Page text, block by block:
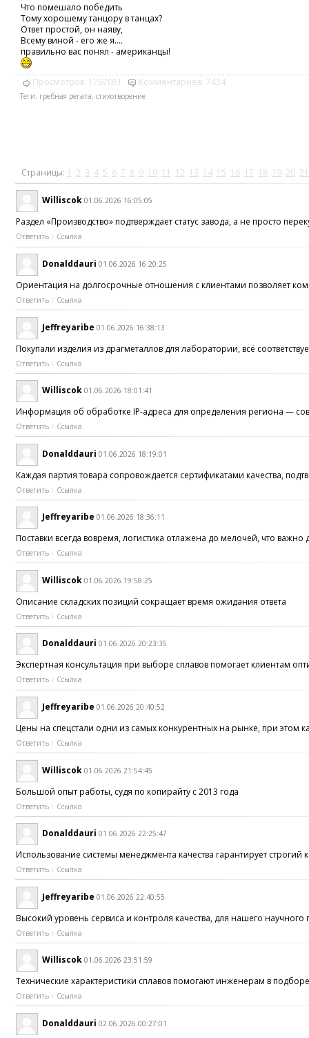
Что помешало победить
Тому хорошему танцору в танцах?
Ответ простой, он наяву,
Всему виной - его же я....
правильно вас понял - американцы!
Просмотров: 1767051 Комментариев: 7434
Теги: гребная регата, стихотворение
Страницы: 1 2 3 4 5 6 7 8 9 10 11 12 13 14 15 16 17 18 19 20 21
Williscok 01.06.2026 16:05:05
Раздел «Производство» подтверждает статус завода, а не просто
Ответить Ссылка
Donalddauri 01.06.2026 16:20:25
Ориентация на долгосрочные отношения с клиентами позволяет
Ответить Ссылка
Jeffreyaribe 01.06.2026 16:38:13
Покупали изделия из драгметаллов для лаборатории, всё
Ответить Ссылка
Williscok 01.06.2026 18:01:41
Информация об обработке IP-адреса для определения региона —
Ответить Ссылка
Donalddauri 01.06.2026 18:19:01
Каждая партия товара сопровождается сертификатами качества,
Ответить Ссылка
Jeffreyaribe 01.06.2026 18:36:11
Поставки всегда вовремя, логистика отлажена до мелочей, что
Ответить Ссылка
Williscok 01.06.2026 19:58:25
Описание складских позиций сокращает время ожидания ответа
Ответить Ссылка
Donalddauri 01.06.2026 20:23:35
Экспертная консультация при выборе сплавов помогает клиентам
Ответить Ссылка
Jeffreyaribe 01.06.2026 20:40:52
Цены на спецстали одни из самых конкурентных на рынке, при этом
Ответить Ссылка
Williscok 01.06.2026 21:54:45
Большой опыт работы, судя по копирайту с 2013 года
Ответить Ссылка
Donalddauri 01.06.2026 22:25:47
Использование системы менеджмента качества гарантирует строгий
Ответить Ссылка
Jeffreyaribe 01.06.2026 22:40:55
Высокий уровень сервиса и контроля качества, для нашего
Ответить Ссылка
Williscok 01.06.2026 23:51:59
Технические характеристики сплавов помогают инженерам в
Ответить Ссылка
Donalddauri 02.06.2026 00:27:01